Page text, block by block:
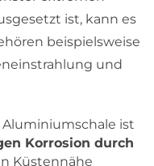
ist, kann es
beispielsweise
und
ist
Korrosion durch
Küstennähe